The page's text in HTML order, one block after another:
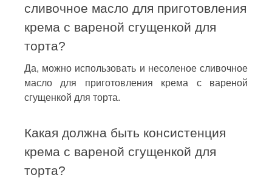
сливочное масло для приготовления
крема с вареной сгущенкой для
торта?
Да, можно использовать и несоленое сливочное
масло для приготовления крема с вареной
сгущенкой для торта.
Какая должна быть консистенция
крема с вареной сгущенкой для
торта?